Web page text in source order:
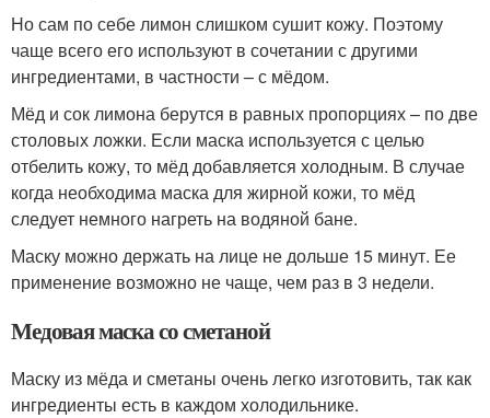
Но сам по себе лимон слишком сушит кожу. Поэтому
чаще всего его используют в сочетании с другими
ингредиентами, в частности – с мёдом.
Мёд и сок лимона берутся в равных пропорциях – по две
столовых ложки. Если маска используется с целью
отбелить кожу, то мёд добавляется холодным. В случае
когда необходима маска для жирной кожи, то мёд
следует немного нагреть на водяной бане.
Маску можно держать на лице не дольше 15 минут. Ее
применение возможно не чаще, чем раз в 3 недели.
Медовая маска со сметаной
Маску из мёда и сметаны очень легко изготовить, так как
ингредиенты есть в каждом холодильнике.